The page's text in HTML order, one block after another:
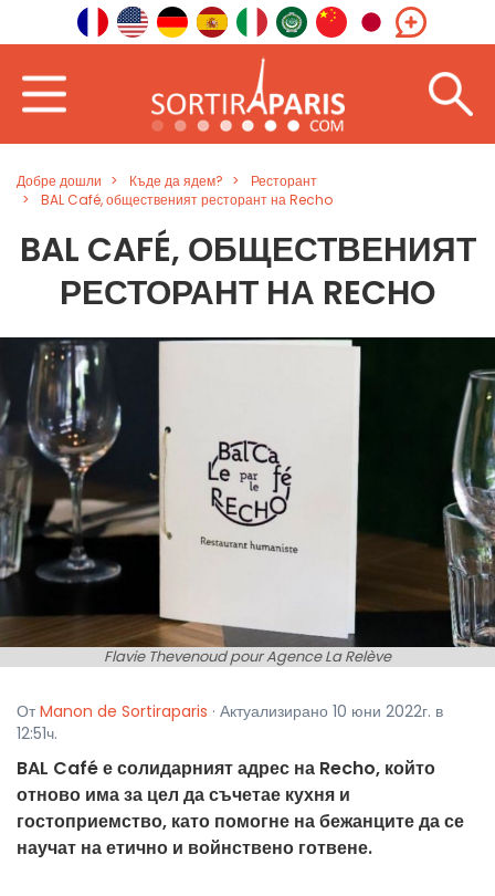
Добре дошли Къде да ядем?
Ресторант
BAL Café, общественият ресторант на Recho
BAL CAFÉ, ОБЩЕСТВЕНИЯТ
РЕСТОРАНТ НА RECHO
Flavie Thevenoud pour Agence La Relève
От Manon de Sortiraparis · Актуализирано 10 юни 2022г. в
12:51ч.
BAL Café е солидарният адрес на Recho, който
отново има за цел да съчетае кухня и
гостоприемство, като помогне на бежанците да се
научат на етично и войнствено готвене.